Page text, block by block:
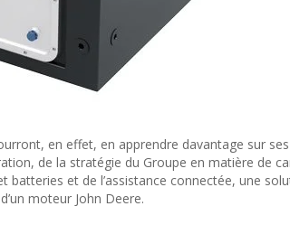
en effet, en apprendre davantage sur
de la stratégie du Groupe en matière de
batteries et de l’assistance connectée, une
moteur John Deere.